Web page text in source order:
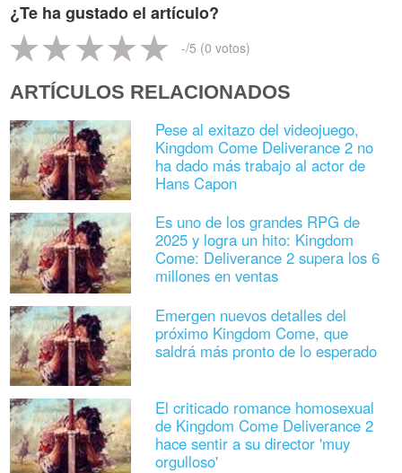
¿Te ha gustado el artículo?
-/5 (0 votos)
ARTÍCULOS RELACIONADOS
Pese al exitazo del videojuego,
Kingdom Come Deliverance 2 no
ha dado más trabajo al actor de
Hans Capon
Es uno de los grandes RPG de
2025 y logra un hito: Kingdom
Come: Deliverance 2 supera los 6
millones en ventas
Emergen nuevos detalles del
próximo Kingdom Come, que
saldrá más pronto de lo esperado
El criticado romance homosexual
de Kingdom Come Deliverance 2
hace sentir a su director 'muy
orgulloso'